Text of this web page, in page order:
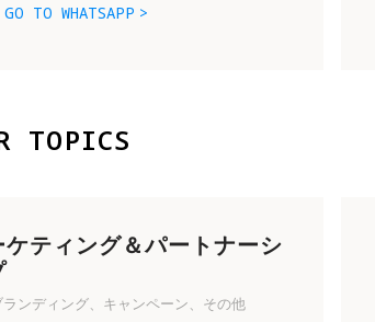
GO TO WHATSAPP
TOPICS
ケティング＆パートナーシ
ンディング、キャンペーン、その他